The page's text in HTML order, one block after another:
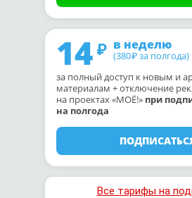
14 в неделю
(380₽ за полгода)
за полный доступ к новым и
материалам + отключение
на проектах «МОЁ!» при
на полгода
Все тарифы на